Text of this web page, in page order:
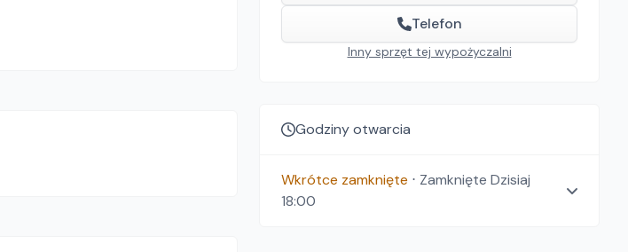
Telefon
Inny sprzęt tej wypożyczalni
Godziny otwarcia
Wkrótce zamknięte ⋅ Zamknięte Dzisiaj
18:00